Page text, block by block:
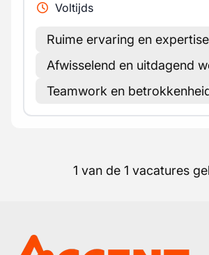
Voltijds
Ruime ervaring en expertise
Afwisselend en uitdagend
Teamwork en
1 van de 1 vacatures